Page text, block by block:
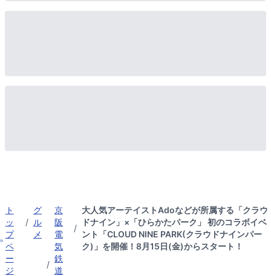
ト
ッ
プ
ペ
ー
ジ
/
グ
ル
メ
/
京
阪
電
気
鉄
道
/
大人気アーテイストAdoなどが所属する「クラウ
ドナイン」×「ひらかたパーク」 初のコラボイベ
ント「CLOUD NINE PARK(クラウドナインパー
ク)」を開催！8月15日(金)からスタート！